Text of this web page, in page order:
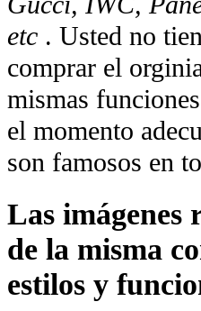
etc . Usted no
comprar el
mismas
el momento
son famosos en
Las imágenes
de la misma
estilos y